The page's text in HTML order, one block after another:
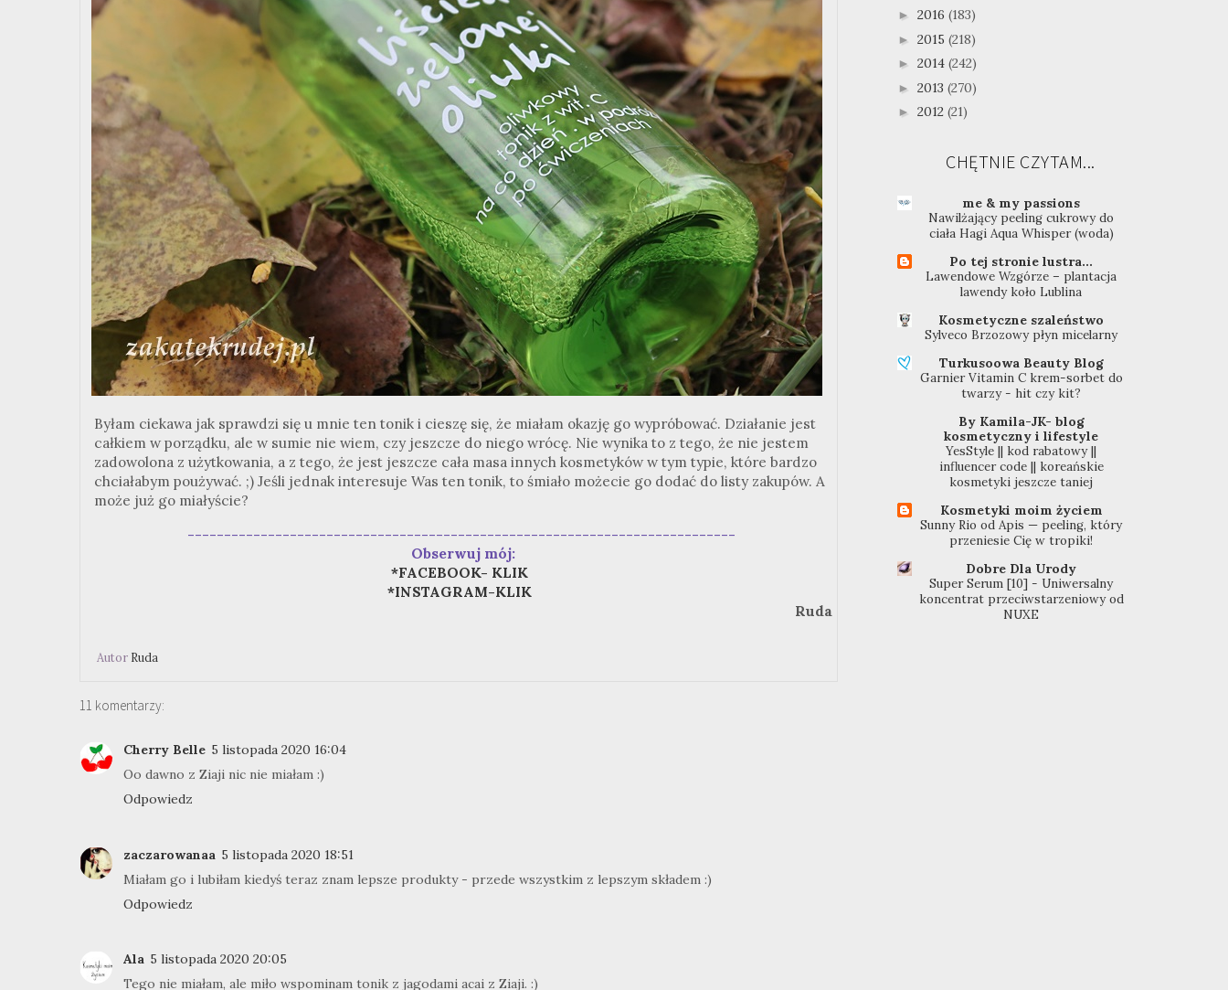
Byłam ciekawa jak sprawdzi się u mnie ten tonik i cieszę się, że miałam okazję go wypróbować. Działanie jest
całkiem w porządku, ale w sumie nie wiem, czy jeszcze do niego wrócę. Nie wynika to z tego, że nie jestem
zadowolona z użytkowania, a z tego, że jest jeszcze cała masa innych kosmetyków w tym typie, które bardzo
chciałabym poużywać. ;) Jeśli jednak interesuje Was ten tonik, to śmiało możecie go dodać do listy zakupów. A
może już go miałyście?
---------------------------------------------------------------------------
Obserwuj mój:
*FACEBOOK- KLIK
*INSTAGRAM-KLIK
Ruda
Autor Ruda
11 komentarzy:
Cherry Belle 5 listopada 2020 16:04
Oo dawno z Ziaji nic nie miałam :)
Odpowiedz
zaczarowanaa 5 listopada 2020 18:51
Miałam go i lubiłam kiedyś teraz znam lepsze produkty - przede wszystkim z lepszym składem :)
Odpowiedz
Ala 5 listopada 2020 20:05
Tego nie miałam, ale miło wspominam tonik z jagodami acai z Ziaji. :)
► 2016 (183)
► 2015 (218)
► 2014 (242)
► 2013 (270)
► 2012 (21)
CHĘTNIE CZYTAM...
me & my passions
Nawilżający peeling cukrowy do
ciała Hagi Aqua Whisper (woda)
Po tej stronie lustra...
Lawendowe Wzgórze – plantacja
lawendy koło Lublina
Kosmetyczne szaleństwo
Sylveco Brzozowy płyn micelarny
Turkusoowa Beauty Blog
Garnier Vitamin C krem-sorbet do
twarzy - hit czy kit?
By Kamila-JK- blog
kosmetyczny i lifestyle
YesStyle || kod rabatowy ||
influencer code || koreańskie
kosmetyki jeszcze taniej
Kosmetyki moim życiem
Sunny Rio od Apis — peeling, który
przeniesie Cię w tropiki!
Dobre Dla Urody
Super Serum [10] - Uniwersalny
koncentrat przeciwstarzeniowy od
NUXE